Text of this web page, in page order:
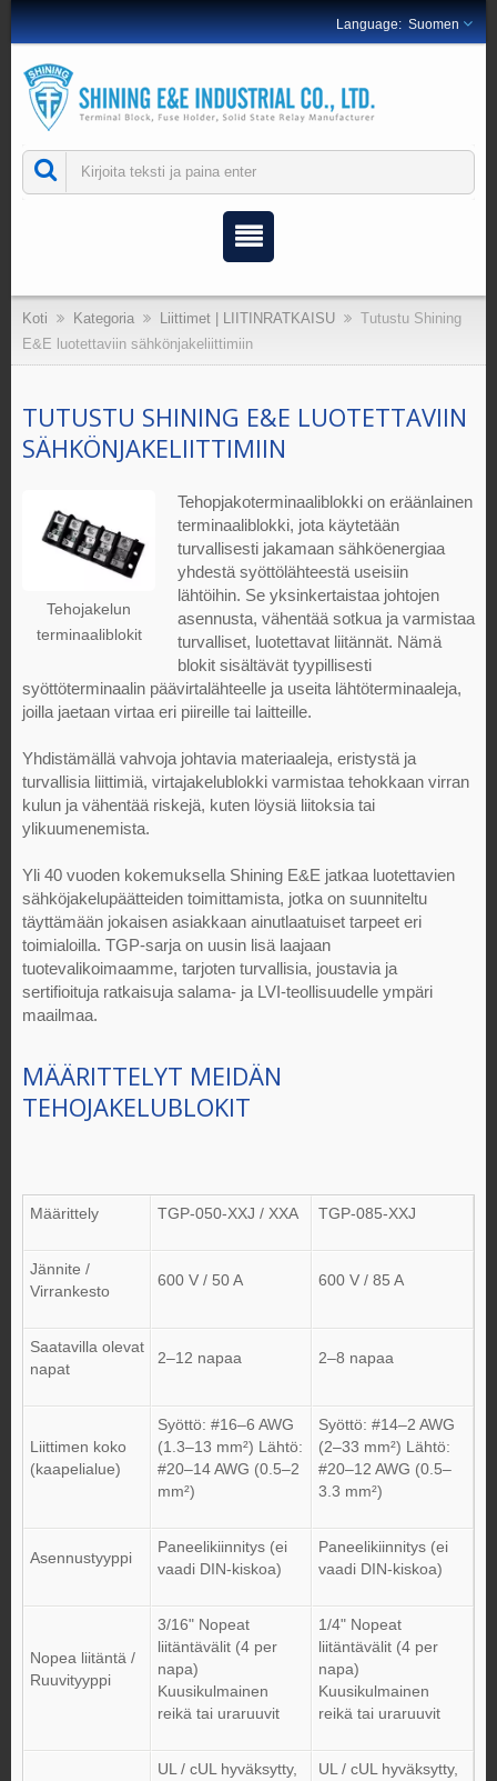
Suomen
Koti Kategoria Liittimet | LIITINRATKAISU
Tutustu Shining
E&E luotettaviin sähkönjakeliittimiin
TUTUSTU SHINING E&E LUOTETTAVIIN
SÄHKÖNJAKELIITTIMIIN
Tehojakelun
terminaaliblokit
Tehopjakoterminaaliblokki on eräänlainen
terminaaliblokki, jota käytetään
turvallisesti jakamaan sähköenergiaa
yhdestä syöttölähteestä useisiin
lähtöihin. Se yksinkertaistaa johtojen
asennusta, vähentää sotkua ja varmistaa
turvalliset, luotettavat liitännät. Nämä
blokit sisältävät tyypillisesti
syöttöterminaalin päävirtalähteelle ja useita lähtöterminaaleja,
joilla jaetaan virtaa eri piireille tai laitteille.
Yhdistämällä vahvoja johtavia materiaaleja, eristystä ja
turvallisia liittimiä, virtajakelublokki varmistaa tehokkaan virran
kulun ja vähentää riskejä, kuten löysiä liitoksia tai
ylikuumenemista.
Yli 40 vuoden kokemuksella Shining E&E jatkaa luotettavien
sähköjakelupäätteiden toimittamista, jotka on suunniteltu
täyttämään jokaisen asiakkaan ainutlaatuiset tarpeet eri
toimialoilla. TGP-sarja on uusin lisä laajaan
tuotevalikoimaamme, tarjoten turvallisia, joustavia ja
sertifioituja ratkaisuja salama- ja LVI-teollisuudelle ympäri
maailmaa.
MÄÄRITTELYT MEIDÄN
TEHOJAKELUBLOKIT
Määrittely TGP-050-XXJ / XXA TGP-085-XXJ
Jännite /
Virrankesto
600 V / 50 A 600 V / 85 A
Saatavilla olevat
napat
2–12 napaa 2–8 napaa
Liittimen koko
(kaapelialue)
Syöttö: #16–6 AWG
(1.3–13 mm²) Lähtö:
#20–14 AWG (0.5–2
mm²)
Syöttö: #14–2 AWG
(2–33 mm²) Lähtö:
#20–12 AWG (0.5–
3.3 mm²)
Asennustyyppi
Paneelikiinnitys (ei
vaadi DIN-kiskoa)
Paneelikiinnitys (ei
vaadi DIN-kiskoa)
Nopea liitäntä /
Ruuvityyppi
3/16" Nopeat
liitäntävälit (4 per
napa)
Kuusikulmainen
reikä tai uraruuvit
1/4" Nopeat
liitäntävälit (4 per
napa)
Kuusikulmainen
reikä tai uraruuvit
UL / cUL hyväksytty,
UL / cUL hyväksytty,